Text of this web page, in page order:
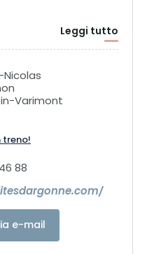
Leggi tutto
Nicolas
Varimont
treno!
88
e-mail